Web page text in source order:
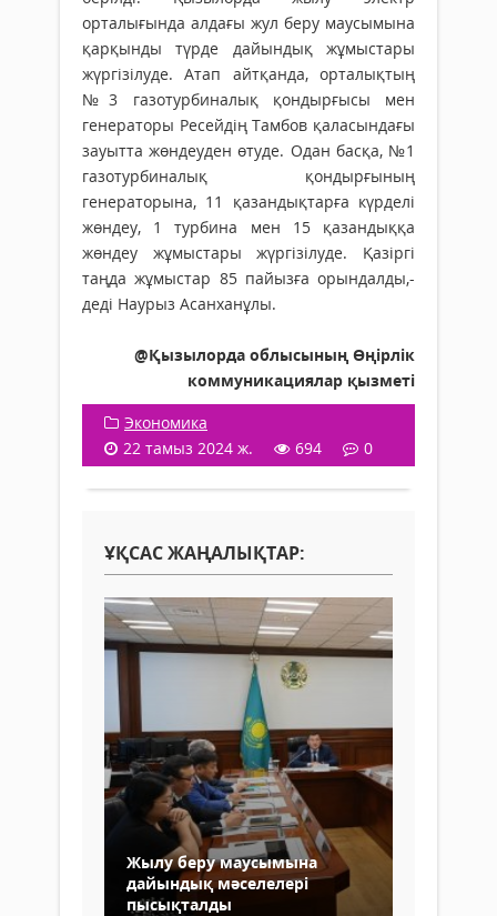
орталығында алдағы жул беру маусымына
қарқынды түрде дайындық жұмыстары
жүргізілуде. Атап айтқанда, орталықтың
№3 газотурбиналық қондырғысы мен
генераторы Ресейдің Тамбов қаласындағы
зауытта жөндеуден өтуде. Одан басқа, №1
газотурбиналық қондырғының
генераторына, 11 қазандықтарға күрделі
жөндеу, 1 турбина мен 15 қазандыққа
жөндеу жұмыстары жүргізілуде. Қазіргі
таңда жұмыстар 85 пайызға орындалды,-
деді Наурыз Асанханұлы.
@Қызылорда облысының Өңірлік
коммуникациялар қызметі
Экономика
22 тамыз 2024 ж.
694 0
ҰҚСАС ЖАҢАЛЫҚТАР:
Жылу беру маусымына
дайындық мәселелері
пысықталды